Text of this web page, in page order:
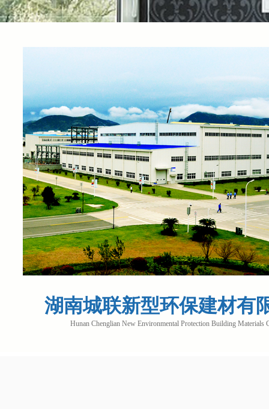
湖南城联新型环保建材有
Hunan Chenglian New Environmental Protection Building Materials